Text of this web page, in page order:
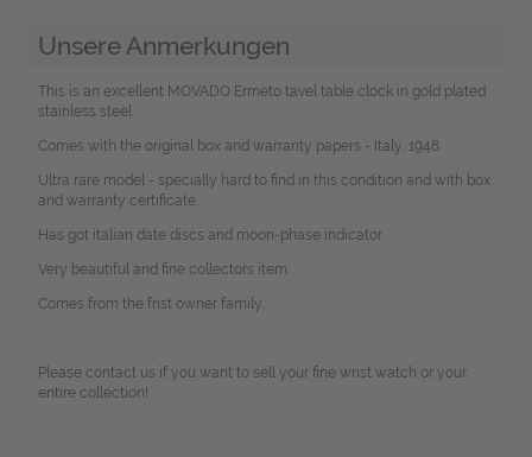
Unsere Anmerkungen
This is an excellent MOVADO Ermeto tavel table clock in gold plated
stainless steel.
Comes with the original box and warranty papers - Italy, 1948.
Ultra rare model - specially hard to find in this condition and with box
and warranty certificate.
Has got italian date discs and moon-phase indicator.
Very beautiful and fine collectors item.
Comes from the frist owner family...
Please contact us if you want to sell your fine wrist watch or your
entire collection!